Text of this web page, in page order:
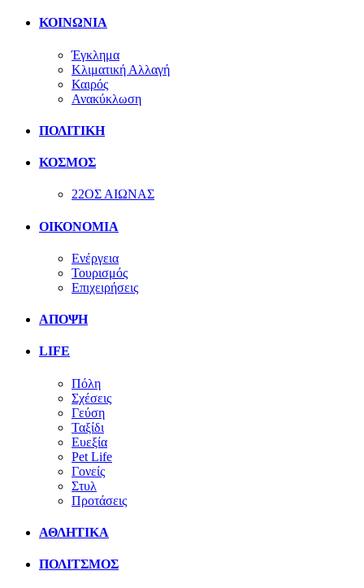
ΚΟΙΝΩΝΙΑ
Έγκλημα
Κλιματική Αλλαγή
Καιρός
Ανακύκλωση
ΠΟΛΙΤΙΚΗ
ΚΟΣΜΟΣ
22ΟΣ ΑΙΩΝΑΣ
ΟΙΚΟΝΟΜΙΑ
Ενέργεια
Τουρισμός
Επιχειρήσεις
ΑΠΟΨΗ
LIFE
Πόλη
Σχέσεις
Γεύση
Ταξίδι
Ευεξία
Pet Life
Γονείς
Στυλ
Προτάσεις
ΑΘΛΗΤΙΚΑ
ΠΟΛΙΤΣΜΟΣ